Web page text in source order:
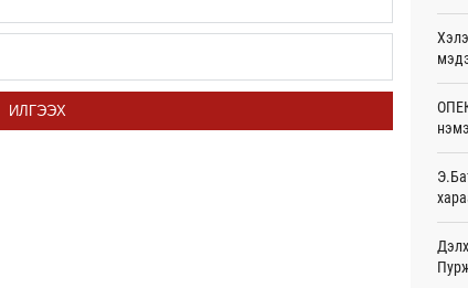
ИЛГЭЭХ